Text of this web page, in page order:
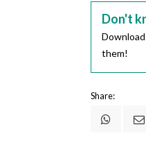
Don't
them!
Share: